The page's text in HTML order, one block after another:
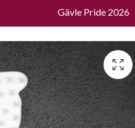
Gävle Pride 2026